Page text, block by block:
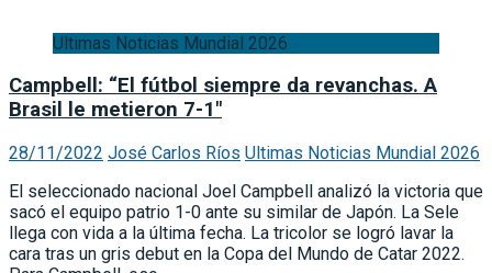
Ultimas Noticias Mundial 2026
Campbell: “El fútbol siempre da revanchas. A
Brasil le metieron 7-1″
28/11/2022 José Carlos Ríos Ultimas Noticias Mundial 2026
El seleccionado nacional Joel Campbell analizó la victoria que
sacó el equipo patrio 1-0 ante su similar de Japón. La Sele
llega con vida a la última fecha. La tricolor se logró lavar la
cara tras un gris debut en la Copa del Mundo de Catar 2022.